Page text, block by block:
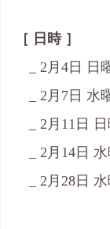
［ 日時 ］
_ 2月4日 日
_ 2月7日 水
_ 2月11日 日
_ 2月14日 水
_ 2月28日 水